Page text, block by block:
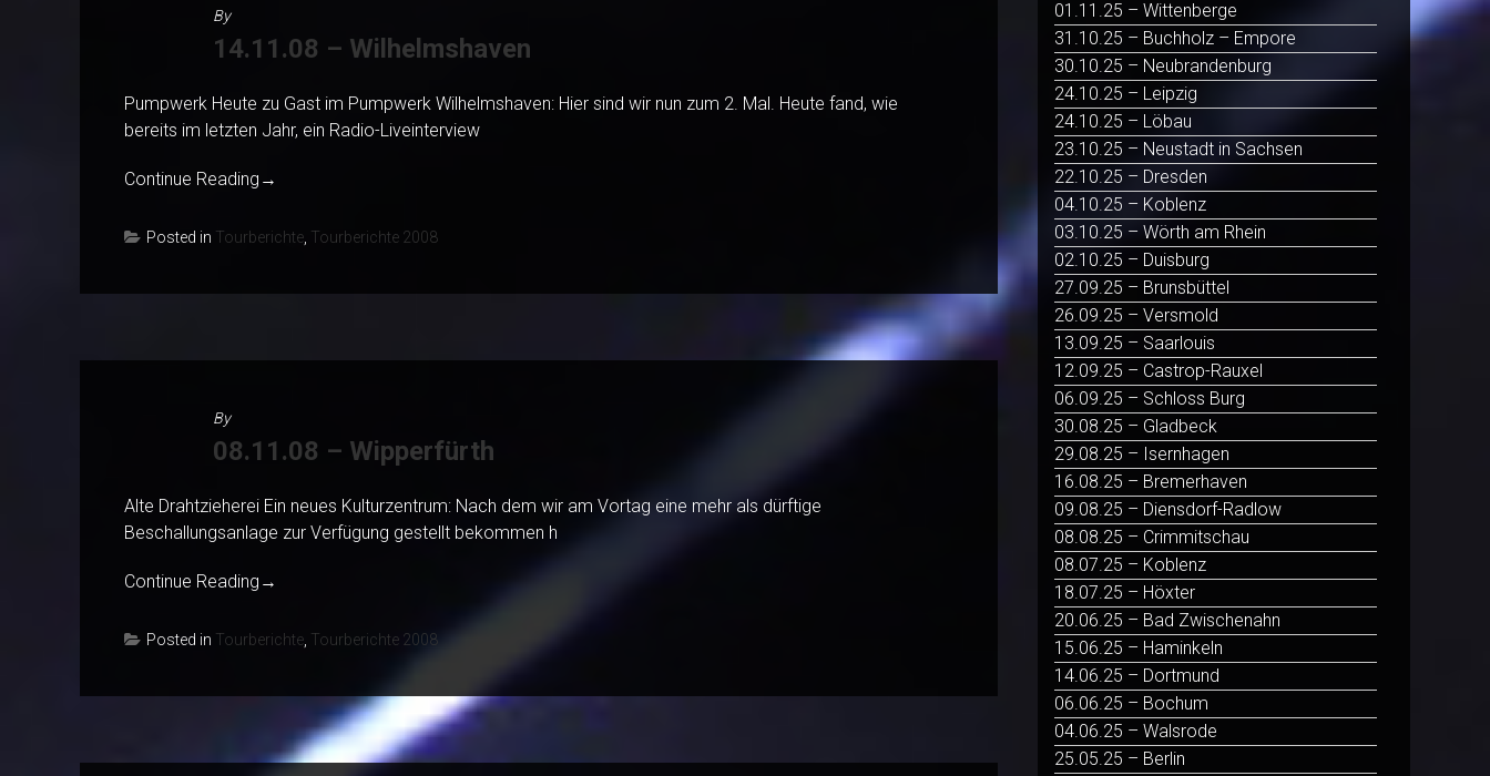
By
14.11.08 – Wilhelmshaven
Pumpwerk Heute zu Gast im Pumpwerk Wilhelmshaven: Hier sind wir nun zum 2. Mal. Heute fand, wie
bereits im letzten Jahr, ein Radio-Liveinterview
Continue Reading →
Posted in Tourberichte, Tourberichte 2008
By
08.11.08 – Wipperfürth
Alte Drahtzieherei Ein neues Kulturzentrum: Nach dem wir am Vortag eine mehr als dürftige
Beschallungsanlage zur Verfügung gestellt bekommen h
Continue Reading →
Posted in Tourberichte, Tourberichte 2008
01.11.25 – Wittenberge
31.10.25 – Buchholz – Empore
30.10.25 – Neubrandenburg
24.10.25 – Leipzig
24.10.25 – Löbau
23.10.25 – Neustadt in Sachsen
22.10.25 – Dresden
04.10.25 – Koblenz
03.10.25 – Wörth am Rhein
02.10.25 – Duisburg
27.09.25 – Brunsbüttel
26.09.25 – Versmold
13.09.25 – Saarlouis
12.09.25 – Castrop-Rauxel
06.09.25 – Schloss Burg
30.08.25 – Gladbeck
29.08.25 – Isernhagen
16.08.25 – Bremerhaven
09.08.25 – Diensdorf-Radlow
08.08.25 – Crimmitschau
08.07.25 – Koblenz
18.07.25 – Höxter
20.06.25 – Bad Zwischenahn
15.06.25 – Haminkeln
14.06.25 – Dortmund
06.06.25 – Bochum
04.06.25 – Walsrode
25.05.25 – Berlin